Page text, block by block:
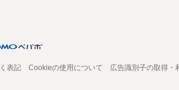
表記 Cookieの使用について 広告識別子の取得・